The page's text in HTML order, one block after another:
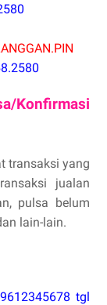
Konfirmasi
transaksi yang
jualan
pulsa belum
lain-lain.
tgl